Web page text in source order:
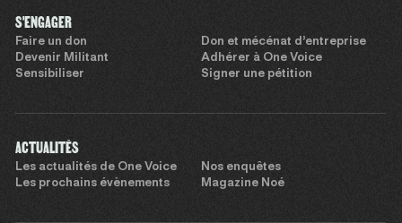
S'ENGAGER
Faire un don
Don et mécénat d’entreprise
Devenir Militant
Adhérer à One Voice
Sensibiliser
Signer une pétition
ACTUALITÉS
Les actualités de One Voice
Nos enquêtes
Les prochains évènements
Magazine Noé